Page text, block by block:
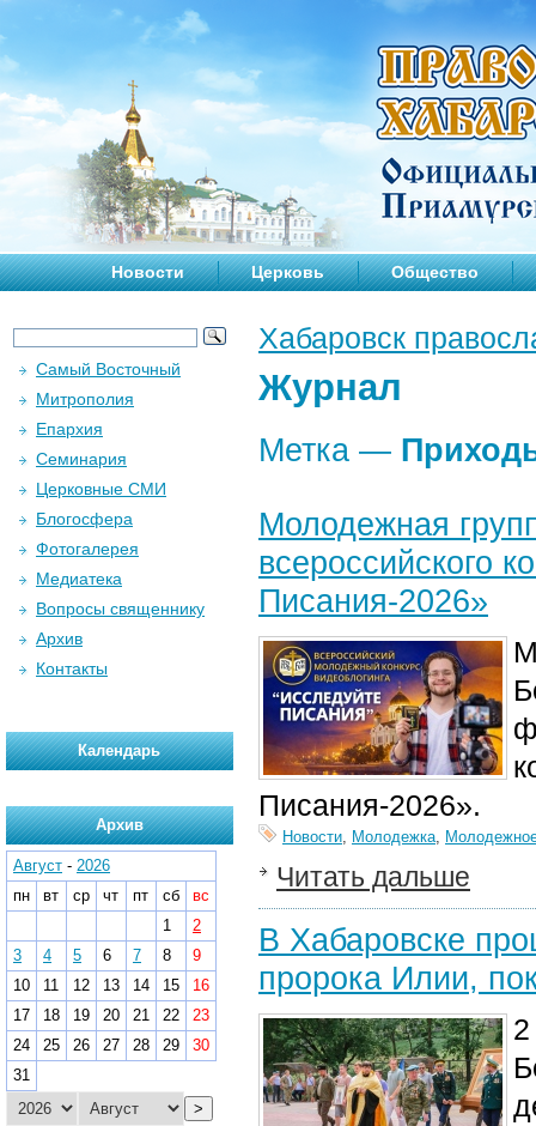
Новости Церковь Общество
Хабаровск
Журнал
Метка —
Молодежная
всероссийского
Писания-2026»
Писания-2026».
Новости, Молодежка,
Читать дальше
В Хабаровске
пророка Илии,
Самый Восточный
Митрополия
Епархия
Семинария
Церковные СМИ
Блогосфера
Фотогалерея
Медиатека
Вопросы священнику
Архив
Контакты
Календарь
Архив
Август - 2026
пн
вт ср чт пт сб
вс
1
2
3
4 5 6 7 8
9
10
11 12 13 14 15
16
17
18 19 20 21 22
23
24
25 26 27 28 29
30
31
>